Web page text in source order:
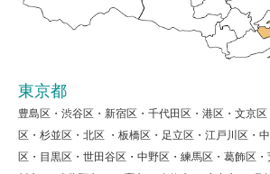
東京都
豊島区・渋谷区・新宿区・千代田区・港区・文京
区・杉並区・北区 ・板橋区・足立区・江戸川区・
区・目黒区・世田谷区・中野区・練馬区・葛飾区